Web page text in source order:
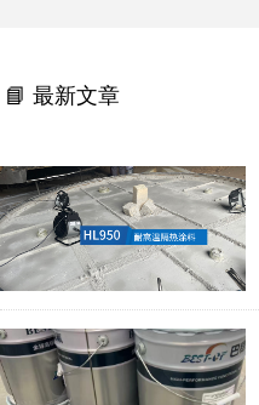
📘 最新文章